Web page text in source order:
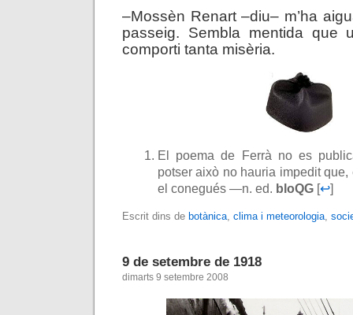
–Mossèn Renart –diu– m’ha
passeig. Sembla mentida que
comporti tanta misèria.
El poema de Ferrà no es
potser això no hauria impedit
el conegués —n. ed. bloQG [↩]
Escrit dins de botànica, clima i meteorologia,
9 de setembre de 1918
dimarts 9 setembre 2008